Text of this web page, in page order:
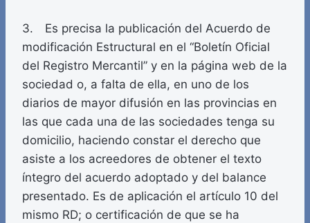
3. Es precisa la publicación del Acuerdo de
modificación Estructural en el “Boletín Oficial
del Registro Mercantil” y en la página web de la
sociedad o, a falta de ella, en uno de los
diarios de mayor difusión en las provincias en
las que cada una de las sociedades tenga su
domicilio, haciendo constar el derecho que
asiste a los acreedores de obtener el texto
íntegro del acuerdo adoptado y del balance
presentado. Es de aplicación el artículo 10 del
mismo RD; o certificación de que se ha